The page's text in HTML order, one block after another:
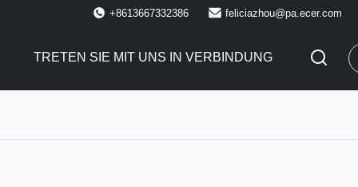
+8613667332386 feliciazhou@pa.ecer.com
TRETEN SIE MIT UNS IN VERBINDUNG